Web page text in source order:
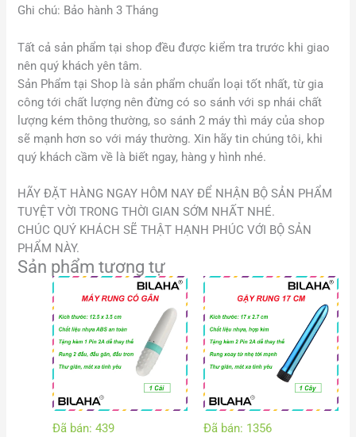
Ghi chú: Bảo hành 3 Tháng
Tất cả sản phẩm tại shop đều được kiểm tra trước khi giao
nên quý khách yên tâm.
Sản Phẩm tại Shop là sản phẩm chuẩn loại tốt nhất, từ gia
công tới chất lượng nên đừng có so sánh với sp nhái chất
lượng kém thông thường, so sánh 2 máy thì máy của shop
sẽ mạnh hơn so với máy thường. Xin hãy tin chúng tôi, khi
quý khách cầm về là biết ngay, hàng y hình nhé.
HÃY ĐẶT HÀNG NGAY HÔM NAY ĐỂ NHẬN BỘ SẢN PHẨM
TUYỆT VỜI TRONG THỜI GIAN SỚM NHẤT NHÉ.
CHÚC QUÝ KHÁCH SẼ THẬT HẠNH PHÚC VỚI BỘ SẢN
PHẨM NÀY.
Sản phẩm tương tự
Đã bán: 439
Khoảng
giá:
từ
104.000 VND
đến
128.000 VND
Đã bán: 1356
Khoảng
giá:
từ
50.000
đến